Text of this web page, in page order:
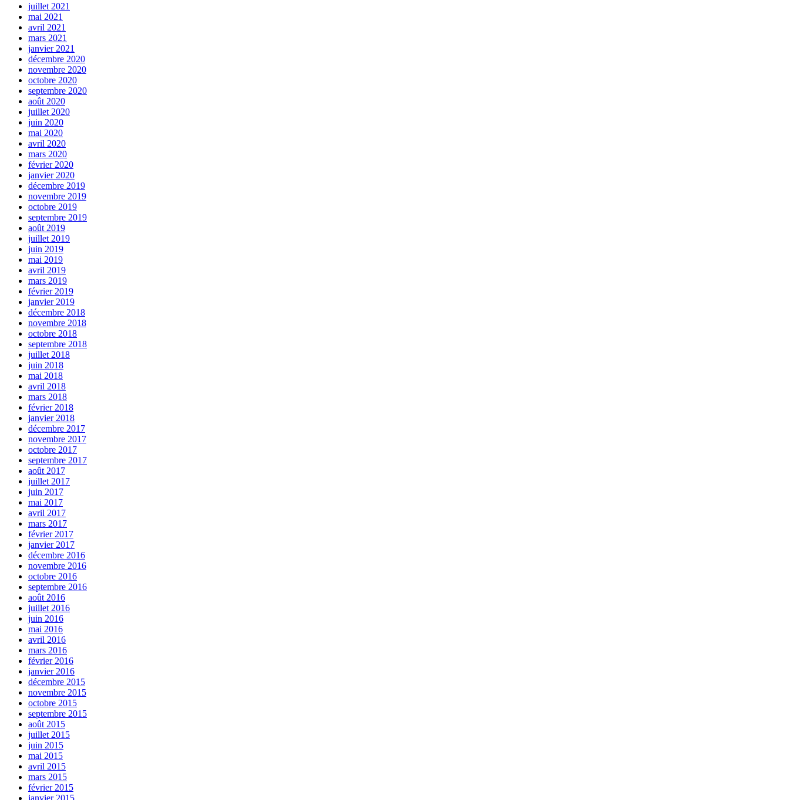
juillet 2021
mai 2021
avril 2021
mars 2021
janvier 2021
décembre 2020
novembre 2020
octobre 2020
septembre 2020
août 2020
juillet 2020
juin 2020
mai 2020
avril 2020
mars 2020
février 2020
janvier 2020
décembre 2019
novembre 2019
octobre 2019
septembre 2019
août 2019
juillet 2019
juin 2019
mai 2019
avril 2019
mars 2019
février 2019
janvier 2019
décembre 2018
novembre 2018
octobre 2018
septembre 2018
juillet 2018
juin 2018
mai 2018
avril 2018
mars 2018
février 2018
janvier 2018
décembre 2017
novembre 2017
octobre 2017
septembre 2017
août 2017
juillet 2017
juin 2017
mai 2017
avril 2017
mars 2017
février 2017
janvier 2017
décembre 2016
novembre 2016
octobre 2016
septembre 2016
août 2016
juillet 2016
juin 2016
mai 2016
avril 2016
mars 2016
février 2016
janvier 2016
décembre 2015
novembre 2015
octobre 2015
septembre 2015
août 2015
juillet 2015
juin 2015
mai 2015
avril 2015
mars 2015
février 2015
janvier 2015